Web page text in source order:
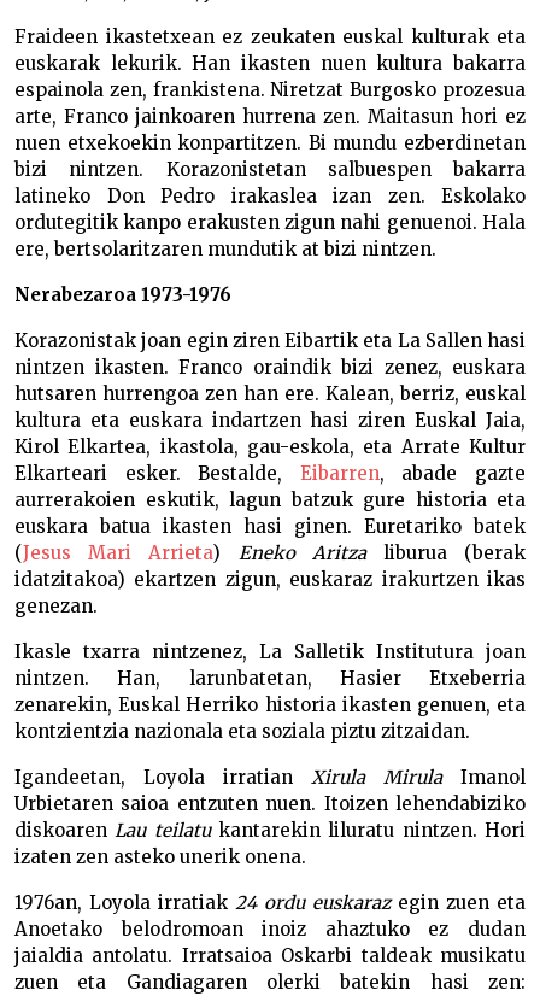
Fraideen ikastetxean ez zeukaten euskal kulturak eta
euskarak lekurik. Han ikasten nuen kultura bakarra
espainola zen, frankistena. Niretzat Burgosko prozesua
arte, Franco jainkoaren hurrena zen. Maitasun hori ez
nuen etxekoekin konpartitzen. Bi mundu ezberdinetan
bizi nintzen. Korazonistetan salbuespen bakarra
latineko Don Pedro irakaslea izan zen. Eskolako
ordutegitik kanpo erakusten zigun nahi genuenoi. Hala
ere, bertsolaritzaren mundutik at bizi nintzen.
Nerabezaroa 1973-1976
Korazonistak joan egin ziren Eibartik eta La Sallen hasi
nintzen ikasten. Franco oraindik bizi zenez, euskara
hutsaren hurrengoa zen han ere. Kalean, berriz, euskal
kultura eta euskara indartzen hasi ziren Euskal Jaia,
Kirol Elkartea, ikastola, gau-eskola, eta Arrate Kultur
Elkarteari esker. Bestalde, Eibarren, abade gazte
aurrerakoien eskutik, lagun batzuk gure historia eta
euskara batua ikasten hasi ginen. Euretariko batek
(Jesus Mari Arrieta) Eneko Aritzaliburua (berak
idatzitakoa) ekartzen zigun, euskaraz irakurtzen ikas
genezan.
Ikasle txarra nintzenez, La Salletik Institutura joan
nintzen. Han, larunbatetan, Hasier Etxeberria
zenarekin, Euskal Herriko historia ikasten genuen, eta
kontzientzia nazionala eta soziala piztu zitzaidan.
Igandeetan, Loyola irratian Xirula MirulaImanol
Urbietaren saioa entzuten nuen. Itoizen lehendabiziko
diskoarenLau teilatukantarekin liluratu nintzen. Hori
izaten zen asteko unerik onena.
1976an, Loyola irratiak 24 ordu euskarazegin zuen eta
Anoetako belodromoan inoiz ahaztuko ez dudan
jaialdia antolatu. Irratsaioa Oskarbi taldeak musikatu
zuen eta Gandiagaren olerki batekin hasi zen: